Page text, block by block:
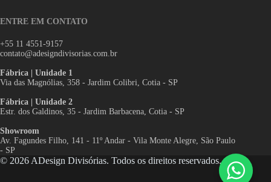
ENTRE EM CONTATO
+55 11 4551-9157
contato@adesigndivisorias.com.br
Fábrica | Unidade 1
Via das Magnólias, 358 - Jardim Colibri, Cotia - SP
Fábrica | Unidade 2
Estr. dos Galdinos, 35 - Jardim Barbacena, Cotia - SP
Showroom
Av. Fagundes Filho, 141 - 11º Andar - Vila Monte Alegre, São Paulo
- SP
© 2026 ADesign Divisórias. Todos os direitos reservados.